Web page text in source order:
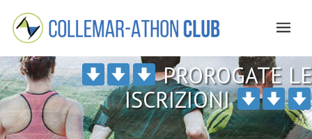
PROROGATE LE
ISCRIZIONI